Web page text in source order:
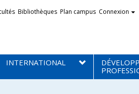
Bibliothèques Plan campus Connexion
INTERNATIONAL